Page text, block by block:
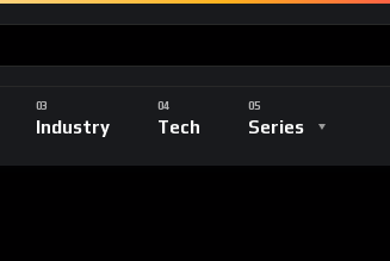
Industry Tech Series